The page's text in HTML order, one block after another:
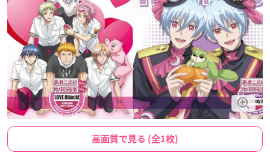
高画質で見る (全1枚)